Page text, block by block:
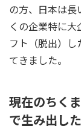
の方、日本は
くの企業特に
フト（脱出）
てきました。
現在のちく
で生み出し